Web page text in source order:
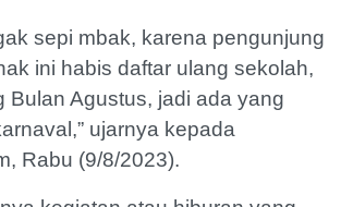
sepi mbak, karena pengunjung
ini habis daftar ulang sekolah,
Bulan Agustus, jadi ada yang
ujarnya kepada
Rabu (9/8/2023).